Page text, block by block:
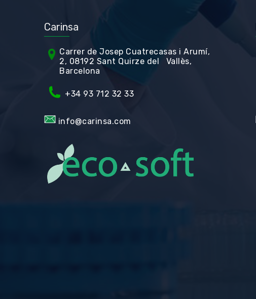
Carinsa
Carrer de Josep Cuatrecasas i Arumí,
2, 08192 Sant Quirze del Vallès,
Barcelona
+34 93 712 32 33
info@carinsa.com